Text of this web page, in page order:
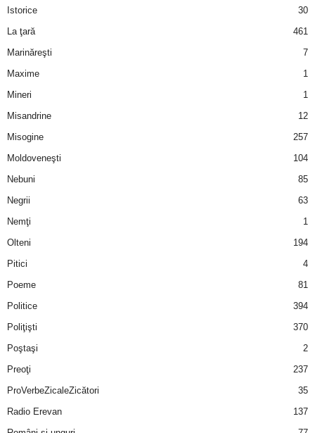
Istorice
30
La ţară
461
Marinăreşti
7
Maxime
1
Mineri
1
Misandrine
12
Misogine
257
Moldoveneşti
104
Nebuni
85
Negrii
63
Nemţi
1
Olteni
194
Pitici
4
Poeme
81
Politice
394
Poliţişti
370
Poştaşi
2
Preoţi
237
ProVerbeZicaleZicători
35
Radio Erevan
137